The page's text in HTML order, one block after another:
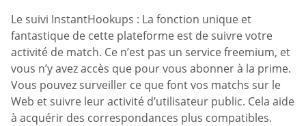
Le suivi InstantHookups : La fonction unique et
fantastique de cette plateforme est de suivre votre
activité de match. Ce n’est pas un service freemium, et
vous n’y avez accès que pour vous abonner à la prime.
Vous pouvez surveiller ce que font vos matchs sur le
Web et suivre leur activité d’utilisateur public. Cela aide
à acquérir des correspondances plus compatibles.